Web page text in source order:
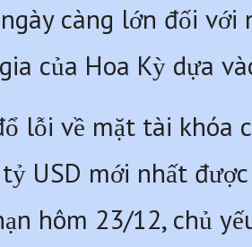
càng lớn đối
của Hoa Kỳ dựa
lỗi về mặt tài khóa
USD mới nhất
hôm 23/12, chủ